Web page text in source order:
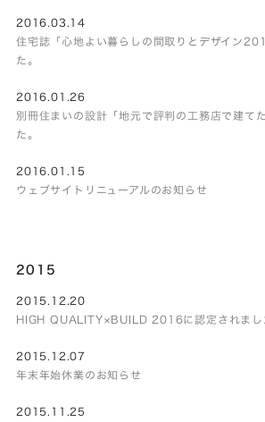
2016.03.14
住宅誌「心地よい暮らしの間取りとデザイン
た。
2016.01.26
別冊住まいの設計「地元で評判の工務店で建て
た。
2016.01.15
ウェブサイトリニューアルのお知らせ
2015
2015.12.20
HIGH QUALITY×BUILD 2016に認定されまし
2015.12.07
年末年始休業のお知らせ
2015.11.25